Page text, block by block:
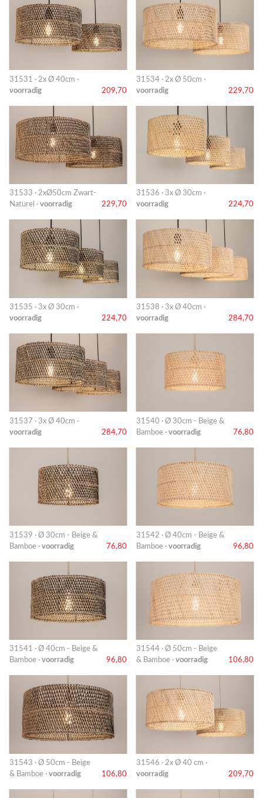
31531 · 2x Ø 40cm ·
voorradig
209,70
31534 · 2x Ø 50cm ·
voorradig
229,70
31533 · 2xØ50cm Zwart-
Naturel · voorradig 229,70
31536 · 3x Ø 30cm ·
voorradig
224,70
31535 · 3x Ø 30cm ·
voorradig
224,70
31538 · 3x Ø 40cm ·
voorradig
284,70
31537 · 3x Ø 40cm ·
voorradig
284,70
31540 · Ø 30cm - Beige &
Bamboe · voorradig 76,80
31539 · Ø 30cm - Beige &
Bamboe · voorradig 76,80
31542 · Ø 40cm - Beige &
Bamboe · voorradig 96,80
31541 · Ø 40cm - Beige &
Bamboe · voorradig 96,80
31544 · Ø 50cm - Beige
& Bamboe · voorradig 106,80
31543 · Ø 50cm - Beige
& Bamboe · voorradig 106,80
31546 · 2x Ø 40 cm ·
voorradig
209,70